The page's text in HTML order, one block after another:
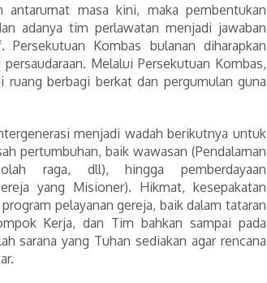
antarumat masa kini, maka pembentukan
adanya tim perlawatan menjadi jawaban
Kombas bulanan diharapkan
Melalui Persekutuan Kombas,
berbagi berkat dan pergumulan guna
menjadi wadah berikutnya untuk
pertumbuhan, baik wawasan (Pendalaman
raga, dll), hingga pemberdayaan
yang Misioner). Hikmat, kesepakatan
pelayanan gereja, baik dalam tataran
Kerja, dan Tim bahkan sampai pada
sarana yang Tuhan sediakan agar rencana